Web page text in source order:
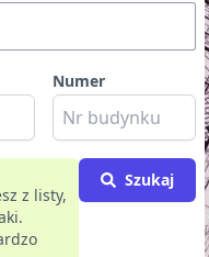
Numer
z listy,
Szukaj